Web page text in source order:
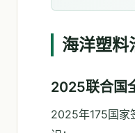
海洋塑料
2025联合国
2025年175国家